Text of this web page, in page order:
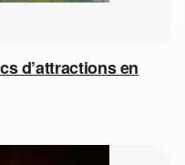
d’attractions en